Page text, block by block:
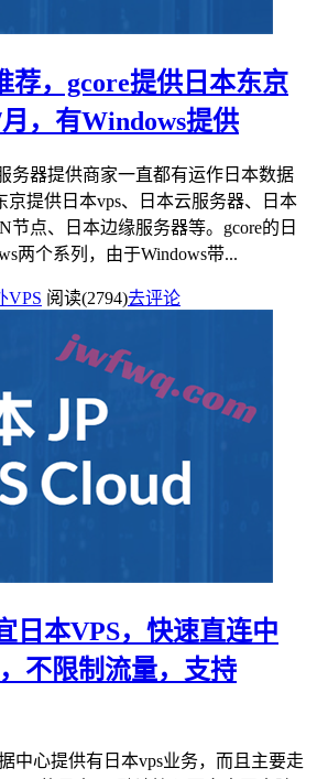
荐，gcore提供日本东京
，有Windows提供
务器提供商家一直都有运作日本数据
京提供日本vps、日本云服务器、日本
节点、日本边缘服务器等。gcore的日
两个系列，由于Windows带...
VPS 阅读(2794)去评论
日本VPS，快速直连中
不限制流量，支持
中心提供有日本vps业务，而且主要走